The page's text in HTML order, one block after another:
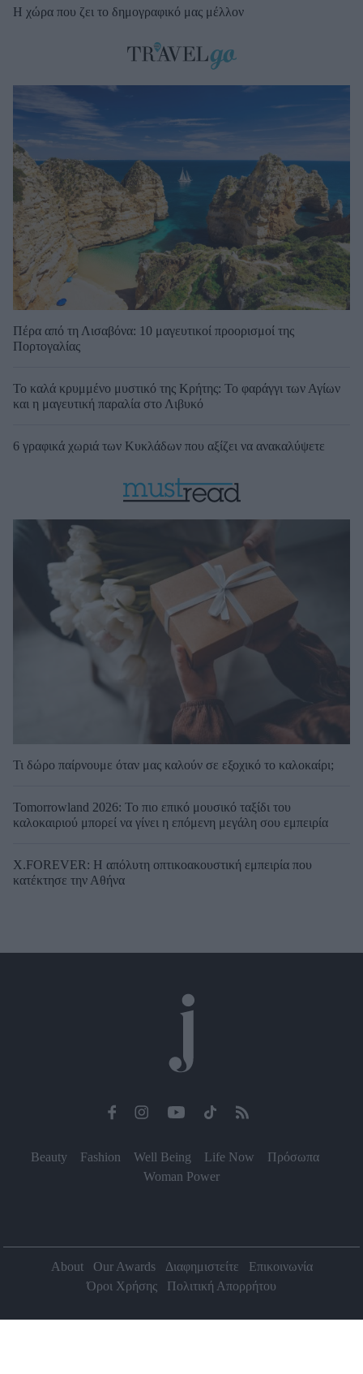
Η χώρα που ζει το δημογραφικό μας μέλλον
Πέρα από τη Λισαβόνα: 10 μαγευτικοί προορισμοί της
Πορτογαλίας
Το καλά κρυμμένο μυστικό της Κρήτης: Το φαράγγι των Αγίων
και η μαγευτική παραλία στο Λιβυκό
6 γραφικά χωριά των Κυκλάδων που αξίζει να ανακαλύψετε
Τι δώρο παίρνουμε όταν μας καλούν σε εξοχικό το καλοκαίρι;
Tomorrowland 2026: Το πιο επικό μουσικό ταξίδι του
καλοκαιριού μπορεί να γίνει η επόμενη μεγάλη σου εμπειρία
X.FOREVER: Η απόλυτη οπτικοακουστική εμπειρία που
κατέκτησε την Αθήνα
Beauty Fashion Well Being Life Now
Πρόσωπα
Woman Power
About Our Awards Διαφημιστείτε
Επικοινωνία
Όροι Χρήσης
Πολιτική Απορρήτου